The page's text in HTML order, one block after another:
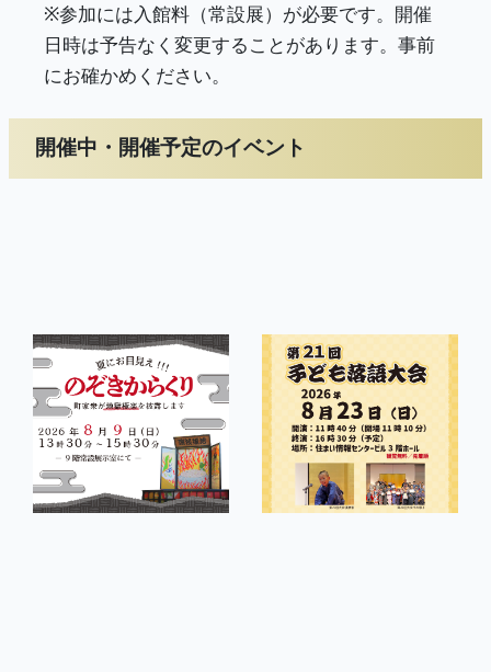
※参加には入館料（常設展）が必要です。開催
日時は予告なく変更することがあります。事前
にお確かめください。
開催中・開催予定のイベント
< >